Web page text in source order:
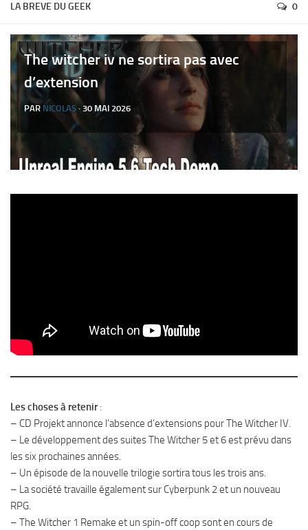
LA BREVE DU GEEK 0
The witcher iv ne sortira pas avec
d’extension
PAR NICOLAS · 30 MAI 2026
Les choses à retenir:
– CD Projekt annonce l’absence d’extensions pour The Witcher IV.
– Le développement des suites The Witcher 5 et 6 est prévu dans
les six prochaines années.
– Un épisode de la nouvelle trilogie sortira tous les trois ans.
– La société travaille également sur Cyberpunk 2 et un nouveau
RPG.
– The Witcher 1 Remake et un spin-off coop sont en cours de